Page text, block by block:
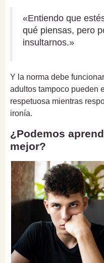
«Entiendo que
qué piensas, pero
insultarnos.»
Y la norma debe
adultos tampoco pueden
respetuosa mientras
ironía.
¿Podemos
mejor?